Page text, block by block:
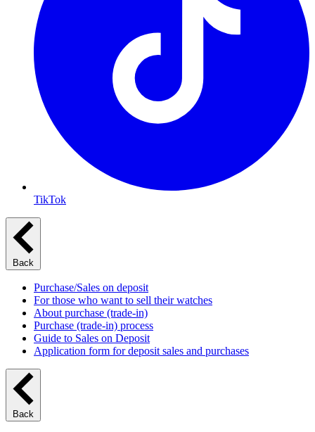
TikTok
Back
Purchase/Sales on deposit
For those who want to sell their watches
About purchase (trade-in)
Purchase (trade-in) process
Guide to Sales on Deposit
Application form for deposit sales and purchases
Back